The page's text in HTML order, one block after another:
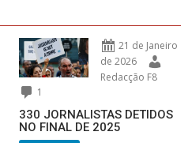
21 de Janeiro
de 2026
Redacção F8
1
330 JORNALISTAS DETIDOS
NO FINAL DE 2025